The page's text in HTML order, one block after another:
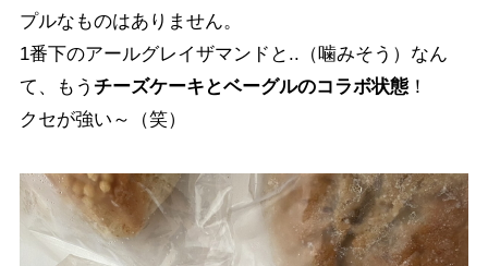
プルなものはありません。
1番下のアールグレイザマンドと..（噛みそう）なん
て、もう チーズケーキとベーグルのコラボ状態！
クセが強い～（笑）